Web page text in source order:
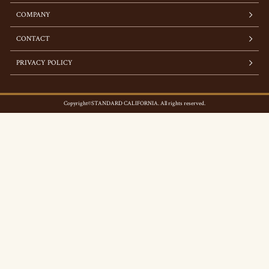
COMPANY
CONTACT
PRIVACY POLICY
Copyright©STANDARD CALIFORNIA. All rights reserved.